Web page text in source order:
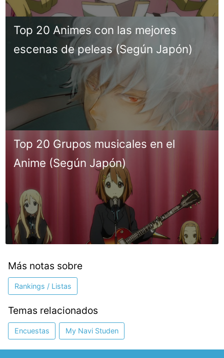
Top 20 Animes con las mejores
escenas de peleas (Según Japón)
Top 20 Grupos musicales en el
Anime (Según Japón)
Más notas sobre
Rankings / Listas
Temas relacionados
Encuestas My Navi Studen